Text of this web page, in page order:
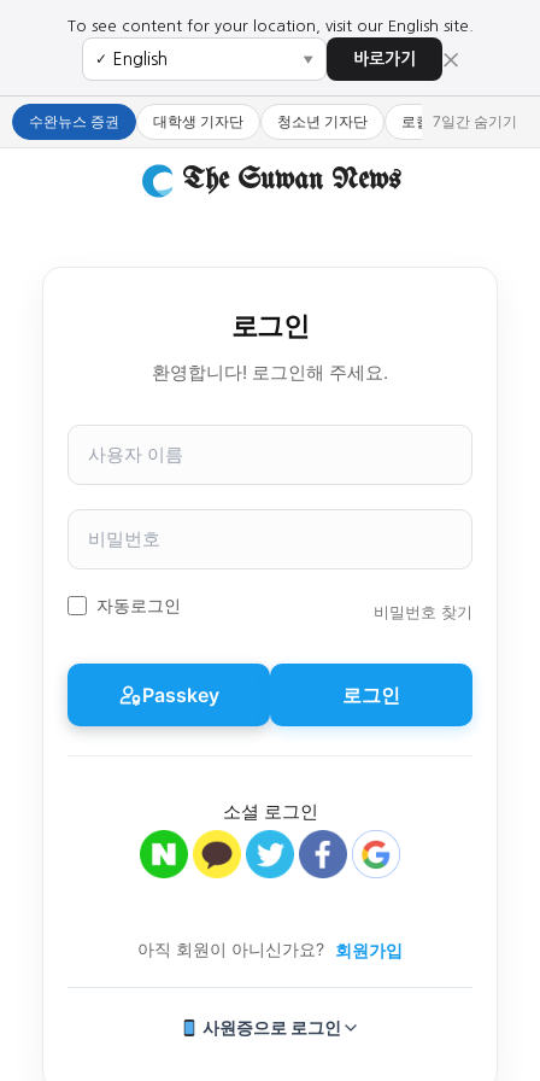
To see content for your location, visit our English site.
✓ ▼ 바로가기 ×
수완뉴스 증권 대학생 기자단 청소년 기자단 로컬 큐레이터
7일간 숨기기
The Suwan News
로그인
환영합니다! 로그인해 주세요.
사
자
이
비
번
호
자동로그인 비밀번호 찾기
Passkey 로그인
소셜 로그인
아직 회원이 아니신가요? 회원가입
사원증으로 로그인